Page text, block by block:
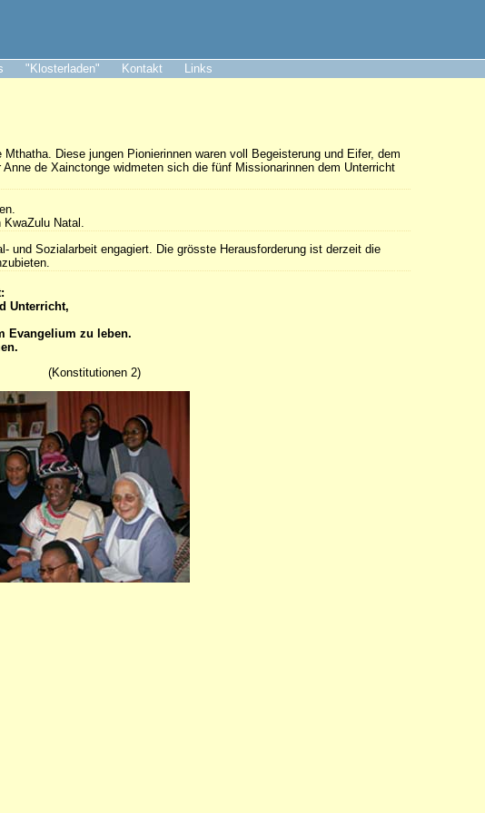
"Klosterladen" Kontakt Links
Diese jungen Pionierinnen waren voll Begeisterung und Eifer, dem
de Xainctonge widmeten sich die fünf Missionarinnen dem Unterricht
Natal.
und Sozialarbeit engagiert. Die grösste Herausforderung ist derzeit die
Unterricht,
Evangelium zu leben.
(Konstitutionen 2)